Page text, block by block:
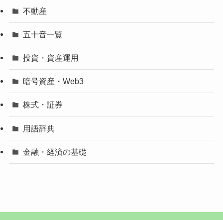
不動産
五十音一覧
投資・資産運用
暗号資産・Web3
株式・証券
用語辞典
金融・経済の基礎